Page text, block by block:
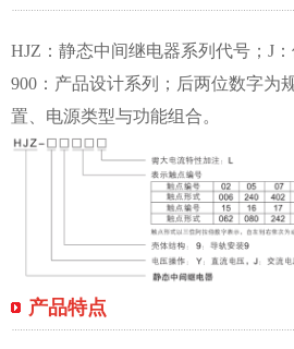
HJZ：静态中间继电器系列代号；J：
900：产品设计系列；后两位数字为
置、电源类型与功能组合。
产品特点